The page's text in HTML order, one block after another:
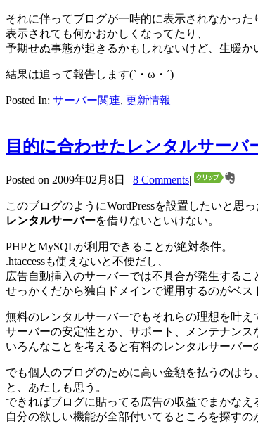
それに伴ってブログが一時的に表示されなかった
表示されても何かおかしくなってたり、
予期せぬ事態が起きるかもしれないけど、生暖か
結果は追って報告します(`・ω・´)
Posted In: サーバー関連, 更新情報
目的に合わせたレンタルサーバ
Posted on 2009年02月8日 | 8 Comments|
このブログのようにWordPressを設置したいと思っ
レンタルサーバーを借りないといけない。
PHPとMySQLが利用できることが絶対条件。
.htaccessも使えないと不便だし、
広告自動挿入のサーバーでは不具合が発生するこ
せっかくだから独自ドメインで運用するのがベス
無料のレンタルサーバーでもそれらの理想を叶え
サーバーの安定性とか、サポート、メンテナンス
いろんなことを考えると有料のレンタルサーバー
でも個人のブログのために高い金額を払うのは
と、あたしも思う。
できればブログに貼ってる広告の収益でまかな
自分の欲しい機能が全部付いてるところを探すの